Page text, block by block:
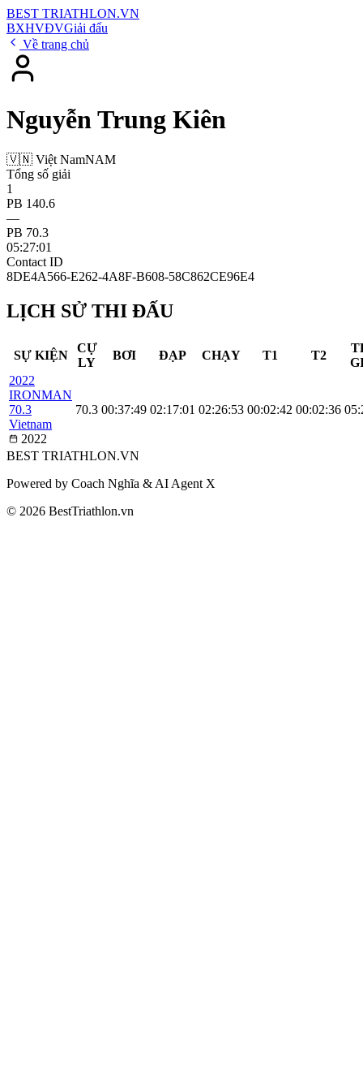
BEST TRIATHLON.VN
BXHVĐVGiải đấu
Về trang chủ
Nguyễn Trung Kiên
🇻🇳 Việt NamNAM
Tổng số giải
1
PB 140.6
—
PB 70.3
05:27:01
Contact ID
8DE4A566-E262-4A8F-B608-58C862CE96E4
LỊCH SỬ THI ĐẤU
SỰ KIỆN
CỰ
LY
BƠI ĐẠP CHẠY T1 T2
2022
IRONMAN
70.3
Vietnam
2022
70.3 00:37:49 02:17:01 02:26:53 00:02:42 00:02:36
BEST TRIATHLON.VN
Powered by Coach Nghĩa & AI Agent X
© 2026 BestTriathlon.vn